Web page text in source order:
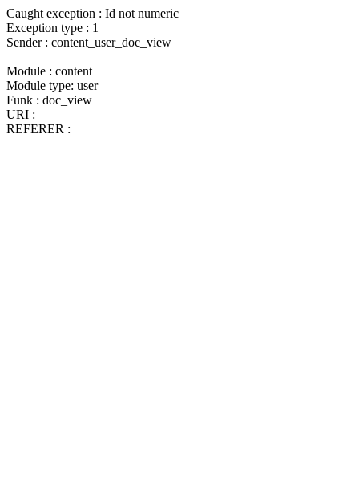
Caught exception : Id not numeric
Exception type : 1
Sender : content_user_doc_view
Module : content
Module type: user
Funk : doc_view
URI :
REFERER :